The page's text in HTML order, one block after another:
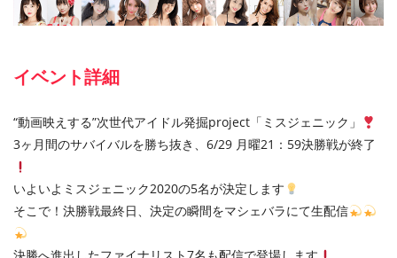
イベント詳細
“動画映えする”次世代アイドル発掘project「ミスジェニック」
3ヶ月間のサバイバルを勝ち抜き、6/29 月曜21：59決勝戦が終了
いよいよミスジェニック2020の5名が決定します
そこで！決勝戦最終日、決定の瞬間をマシェバラにて生配信